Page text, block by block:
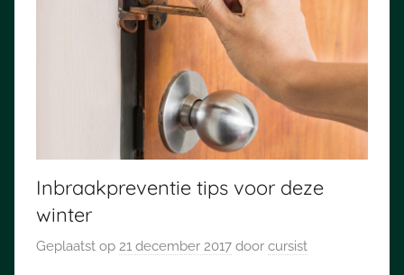
Inbraakpreventie tips voor deze
winter
Geplaatst op 21 december 2017 door cursist